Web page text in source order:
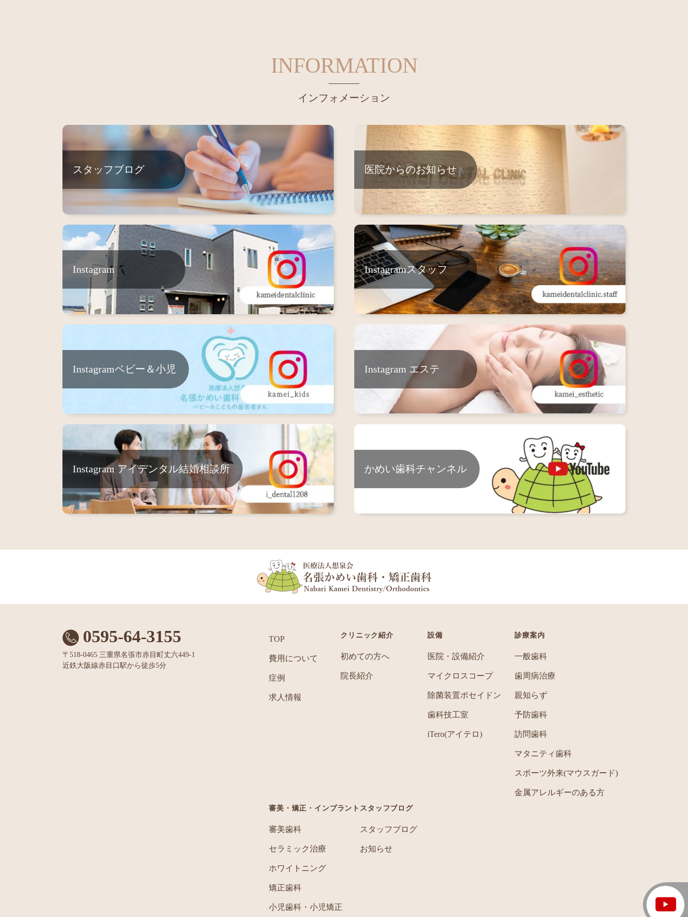
INFORMATION
インフォメーション
スタッフブログ 医院からのお知らせ
Instagram Instagramスタッフ
Instagramベビー＆小児 Instagram エステ
Instagram アイデンタル結婚相談所 かめい歯科チャンネル
0595-64-3155
〒518-0465 三重県名張市赤目町丈六449-1
近鉄大阪線赤目口駅から徒歩5分
TOP
費用について
症例
求人情報
クリニック紹介
初めての方へ
院長紹介
設備
医院・設備紹介
マイクロスコープ
除菌装置ポセイドン
歯科技工室
iTero(アイテロ)
診療案内
一般歯科
歯周病治療
親知らず
予防歯科
訪問歯科
マタニティ歯科
スポーツ外来(マウスガード)
金属アレルギーのある方
審美・矯正・インプラント
審美歯科
セラミック治療
ホワイトニング
矯正歯科
小児歯科・小児矯正
スタッフブログ
スタッフブログ
お知らせ